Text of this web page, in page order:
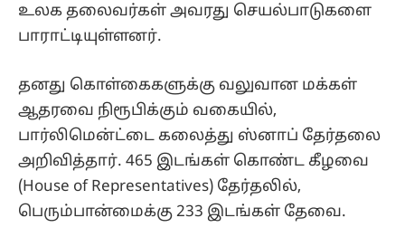
உலக தலைவர்கள் அவரது செயல்பாடுகளை
பாராட்டியுள்ளனர்.
தனது கொள்கைகளுக்கு வலுவான மக்கள்
ஆதரவை நிரூபிக்கும் வகையில்,
பார்லிமென்ட்டை கலைத்து ஸ்னாப் தேர்தலை
அறிவித்தார். 465 இடங்கள் கொண்ட கீழவை
(House of Representatives) தேர்தலில்,
பெரும்பான்மைக்கு 233 இடங்கள் தேவை.